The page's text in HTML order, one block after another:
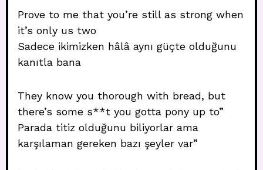
Prove to me that you’re still as strong when
it’s only us two
Sadece ikimizken hâlâ aynı güçte olduğunu
kanıtla bana
They know you thorough with bread, but
there’s some s**t you gotta pony up to”
Parada titiz olduğunu biliyorlar ama
karşılaman gereken bazı şeyler var”